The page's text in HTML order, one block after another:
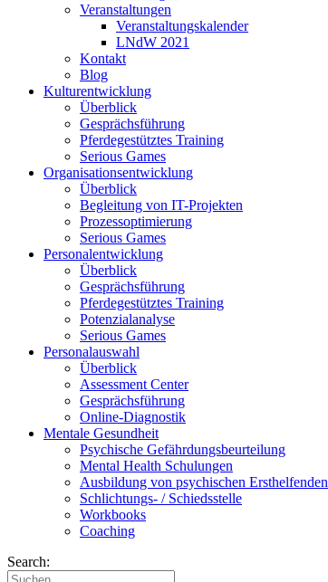
Veranstaltungen
Veranstaltungskalender
LNdW 2021
Kontakt
Blog
Kulturentwicklung
Überblick
Gesprächsführung
Pferdegestütztes Training
Serious Games
Organisationsentwicklung
Überblick
Begleitung von IT-Projekten
Prozessoptimierung
Serious Games
Personalentwicklung
Überblick
Gesprächsführung
Pferdegestütztes Training
Potenzialanalyse
Serious Games
Personalauswahl
Überblick
Assessment Center
Gesprächsführung
Online-Diagnostik
Mentale Gesundheit
Psychische Gefährdungs­beurteilung
Mental Health Schulungen
Ausbildung von psychischen Ersthelfenden
Schlichtungs- / Schiedsstelle
Workbooks
Coaching
Search: